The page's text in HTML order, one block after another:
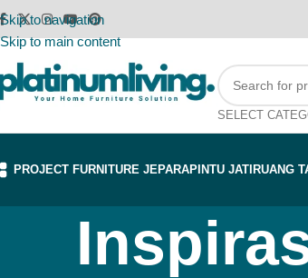
Skip to navigation
Skip to main content
SELECT
PROJECT FURNITURE JEPARAPINTU JATI RUANG